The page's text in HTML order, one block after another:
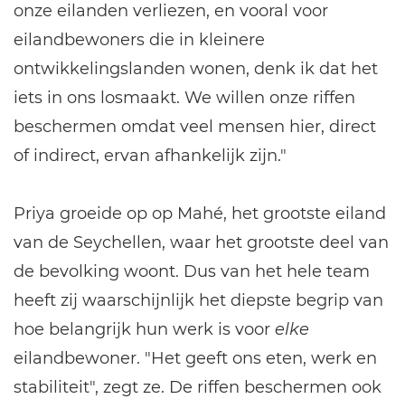
onze eilanden verliezen, en vooral voor
eilandbewoners die in kleinere
ontwikkelingslanden wonen, denk ik dat het
iets in ons losmaakt. We willen onze riffen
beschermen omdat veel mensen hier, direct
of indirect, ervan afhankelijk zijn."
Priya groeide op op Mahé, het grootste eiland
van de Seychellen, waar het grootste deel van
de bevolking woont. Dus van het hele team
heeft zij waarschijnlijk het diepste begrip van
hoe belangrijk hun werk is voor elke
eilandbewoner. "Het geeft ons eten, werk en
stabiliteit", zegt ze. De riffen beschermen ook